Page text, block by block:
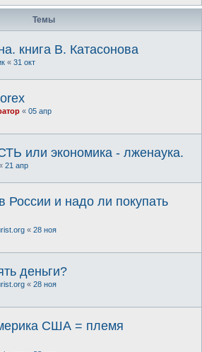
Темы
книга В. Катасонова
« 31 окт
« 05 апр
или экономика - лженаука.
21 апр
России и надо ли покупать
« 28 ноя
деньги?
« 28 ноя
США = племя